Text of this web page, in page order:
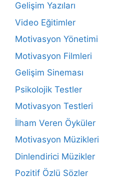
Gelişim Yazıları
Video Eğitimler
Motivasyon Yönetimi
Motivasyon Filmleri
Gelişim Sineması
Psikolojik Testler
Motivasyon Testleri
İlham Veren Öyküler
Motivasyon Müzikleri
Dinlendirici Müzikler
Pozitif Özlü Sözler